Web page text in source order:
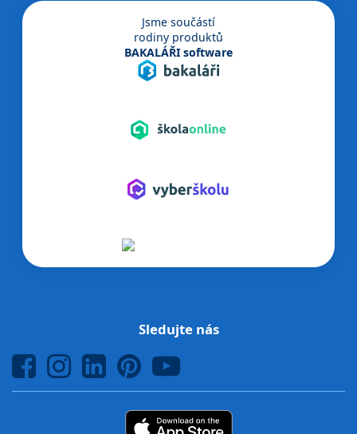
Jsme součástí
rodiny produktů
BAKALÁŘI software
Sledujte nás